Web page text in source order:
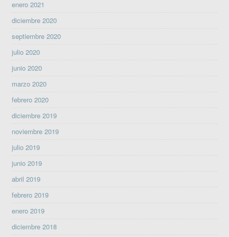
enero 2021
diciembre 2020
septiembre 2020
julio 2020
junio 2020
marzo 2020
febrero 2020
diciembre 2019
noviembre 2019
julio 2019
junio 2019
abril 2019
febrero 2019
enero 2019
diciembre 2018